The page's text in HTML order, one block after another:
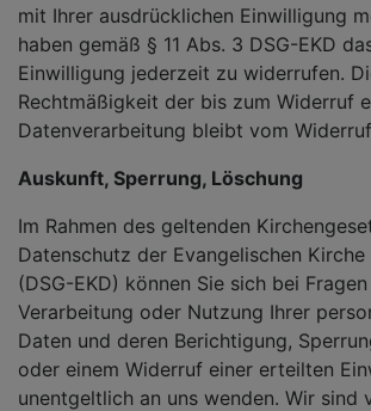
mit Ihrer ausdrücklichen Einwilligung
haben gemäß § 11 Abs. 3 DSG-EKD
Einwilligung jederzeit zu widerrufen.
Rechtmäßigkeit der bis zum Widerruf
Datenverarbeitung bleibt vom
Auskunft, Sperrung, Löschung
Im Rahmen des geltenden
Datenschutz der Evangelischen
(DSG-EKD) können Sie sich bei
Verarbeitung oder Nutzung Ihrer
Daten und deren Berichtigung,
oder einem Widerruf einer erteilten
unentgeltlich an uns wenden. Wir sind